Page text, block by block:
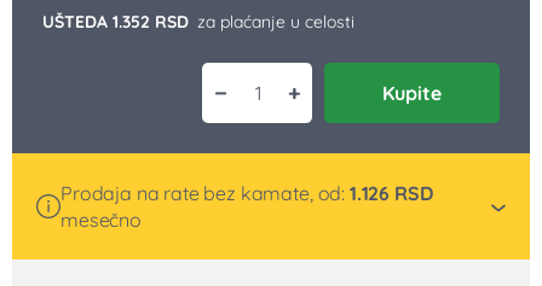
UŠTEDA 1.352 RSD za plaćanje u celosti
−Alza ekspres lonac 4 l količina
+ Kupite
Prodaja na rate bez kamate, od: 1.126 RSD
mesečno